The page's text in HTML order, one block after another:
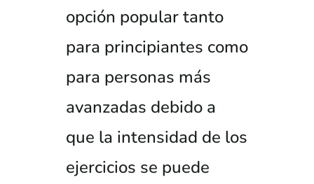
opción popular tanto
para principiantes como
para personas más
avanzadas debido a
que la intensidad de los
ejercicios se puede